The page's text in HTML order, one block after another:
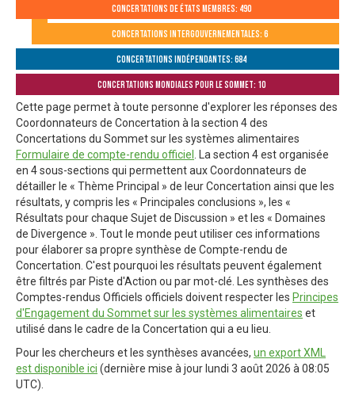
Concertations de États membres: 490
Concertations intergouvernementales: 6
Concertations indépendantes: 684
Concertations mondiales pour le Sommet: 10
Cette page permet à toute personne d'explorer les réponses des
Coordonnateurs de Concertation à la section 4 des
Concertations du Sommet sur les systèmes alimentaires
Formulaire de compte-rendu officiel
. La section 4 est organisée
en 4 sous-sections qui permettent aux Coordonnateurs de
détailler le « Thème Principal » de leur Concertation ainsi que les
résultats, y compris les « Principales conclusions », les «
Résultats pour chaque Sujet de Discussion » et les « Domaines
de Divergence ». Tout le monde peut utiliser ces informations
pour élaborer sa propre synthèse de Compte-rendu de
Concertation. C'est pourquoi les résultats peuvent également
être filtrés par Piste d'Action ou par mot-clé. Les synthèses des
Comptes-rendus Officiels officiels doivent respecter les Principes
d'Engagement du Sommet sur les systèmes alimentaires et
utilisé dans le cadre de la Concertation qui a eu lieu.
Pour les chercheurs et les synthèses avancées, un export XML
est disponible ici (dernière mise à jour lundi 3 août 2026 à 08:05
UTC).